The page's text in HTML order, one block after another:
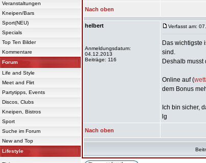
Veranstaltungen
Kneipen/Bars
Sport(NEU)
Specials
Top Ten Bilder
Kommentare
Forum
Life and Style
Meet and Flirt
Partytipps, Events
Discos, Clubs
Kneipen, Bistros
Sport
Suche im Forum
New and Top
Lifestyle
Nach oben
helbert
Anmeldungsdatum:
04.12.2013
Beiträge: 116
Verfasst am:
Das wichtigste
sind.
Deshalb musst
Online auf (
dem Bonus
Ich bin sicher,
lg
Nach oben